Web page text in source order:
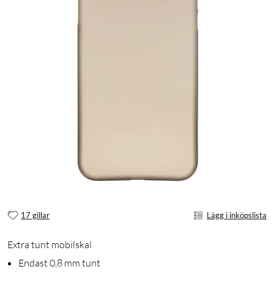
17 gillar Lägg i inköpslista
Extra tunt mobilskal
Endast 0,8 mm tunt